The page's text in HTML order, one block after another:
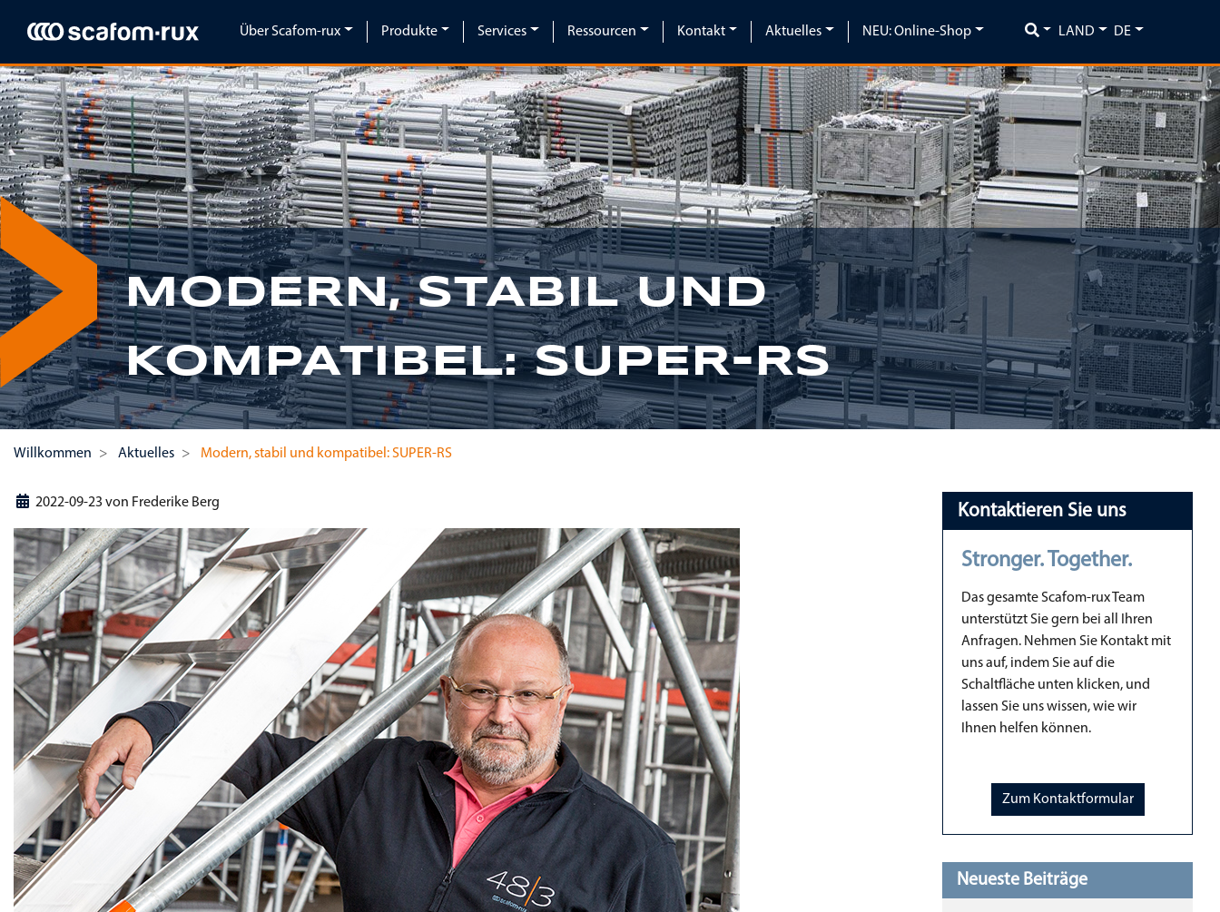
Navigation überspringen
Über Scafom-rux Produkte Services Ressourcen Kontakt Aktuelles NEU: Online-Shop LAND DE
Previous Next
MODERN, STABIL UND
KOMPATIBEL: SUPER-RS
Willkommen Aktuelles Modern, stabil und kompatibel: SUPER-RS
2022-09-23 von Frederike Berg Kontaktieren Sie uns
Stronger. Together.
Das gesamte Scafom-rux Team
unterstützt Sie gern bei all Ihren
Anfragen. Nehmen Sie Kontakt mit
uns auf, indem Sie auf die
Schaltfläche unten klicken, und
lassen Sie uns wissen, wie wir
Ihnen helfen können.
Zum Kontaktformular
Neueste Beiträge